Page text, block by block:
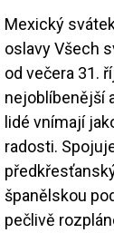
Mexický
oslavy Všech
od večera 31.
nejoblíbenější
lidé vnímají
radosti.
španělskou
pečlivě